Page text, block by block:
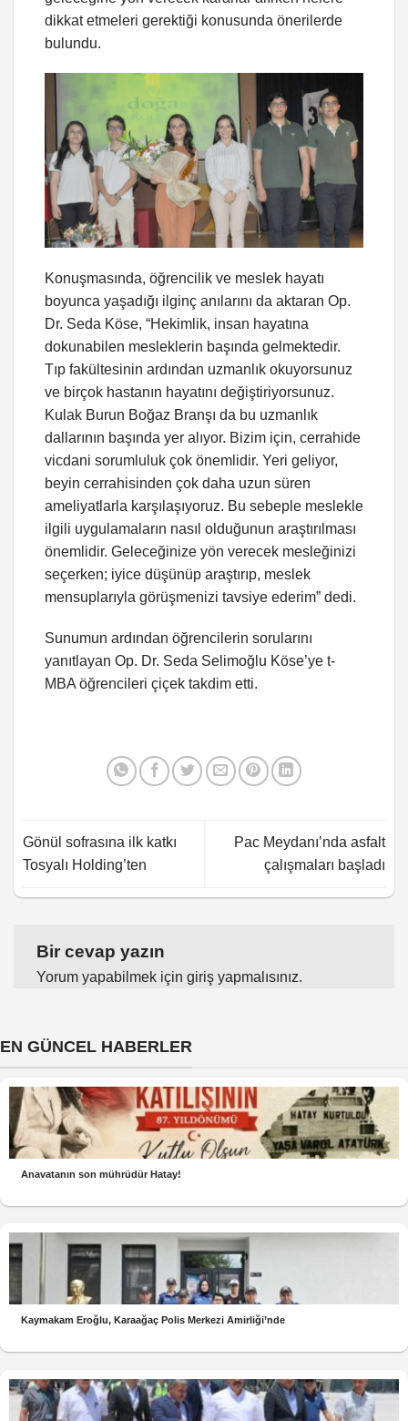
dikkat etmeleri gerektiği konusunda önerilerde
bulundu.
Konuşmasında, öğrencilik ve meslek hayatı
boyunca yaşadığı ilginç anılarını da aktaran Op.
Dr. Seda Köse, “Hekimlik, insan hayatına
dokunabilen mesleklerin başında gelmektedir.
Tıp fakültesinin ardından uzmanlık okuyorsunuz
ve birçok hastanın hayatını değiştiriyorsunuz.
Kulak Burun Boğaz Branşı da bu uzmanlık
dallarının başında yer alıyor. Bizim için, cerrahide
vicdani sorumluluk çok önemlidir. Yeri geliyor,
beyin cerrahisinden çok daha uzun süren
ameliyatlarla karşılaşıyoruz. Bu sebeple meslekle
ilgili uygulamaların nasıl olduğunun araştırılması
önemlidir. Geleceğinize yön verecek mesleğinizi
seçerken; iyice düşünüp araştırıp, meslek
mensuplarıyla görüşmenizi tavsiye ederim” dedi.
Sunumun ardından öğrencilerin sorularını
yanıtlayan Op. Dr. Seda Selimoğlu Köse’ye t-
MBA öğrencileri çiçek takdim etti.
Gönül sofrasına ilk katkı
Tosyalı Holding’ten
Pac Meydanı’nda asfalt
çalışmaları başladı
Bir cevap yazın
Yorum yapabilmek için giriş yapmalısınız.
EN GÜNCEL HABERLER
Anavatanın son mührüdür Hatay!
Kaymakam Eroğlu, Karaağaç Polis Merkezi Amirliği’nde